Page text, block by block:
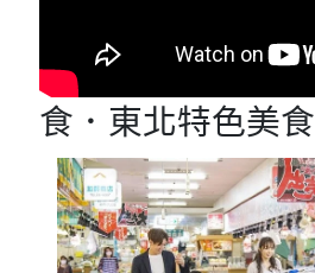
食．東北特色美食